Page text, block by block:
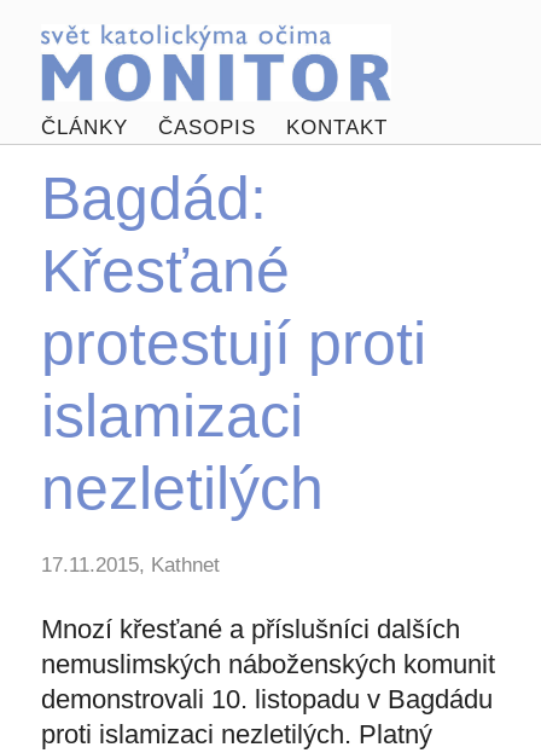
ČLÁNKY ČASOPIS KONTAKT
Bagdád:
Křesťané
protestují proti
islamizaci
nezletilých
17.11.2015, Kathnet
Mnozí křesťané a příslušníci dalších
nemuslimských náboženských komunit
demonstrovali 10. listopadu v Bagdádu
proti islamizaci nezletilých. Platný